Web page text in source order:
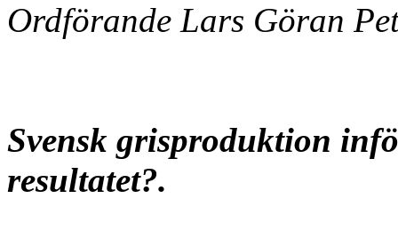
Ordförande Lars Göran
Svensk grisproduktion
resultatet?.